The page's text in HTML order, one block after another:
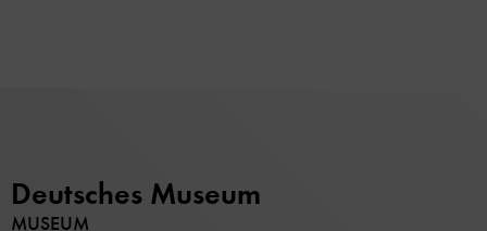
Deutsches Museum
MUSEUM